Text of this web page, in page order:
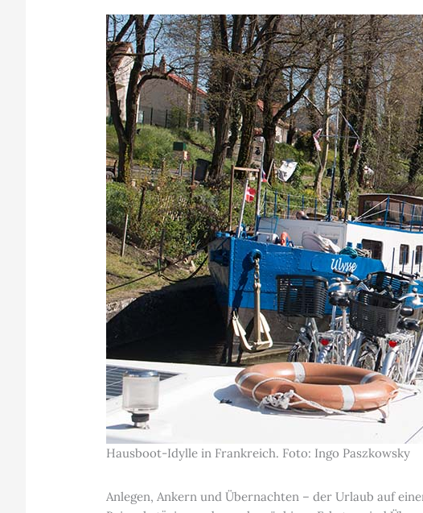
Hausboot-Idylle in Frankreich. Foto: Ingo Paszkowsky
Anlegen, Ankern und Übernachten – der Urlaub auf